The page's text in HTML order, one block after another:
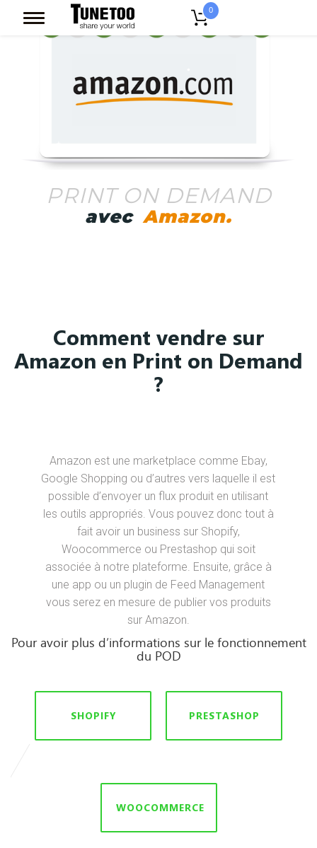
0
PRINT ON DEMAND
avec Amazon.
Comment vendre sur
Amazon en Print on Demand
?
Amazon est une marketplace comme Ebay,
Google Shopping ou d’autres vers laquelle il est
possible d’envoyer un flux produit en utilisant
les outils appropriés. Vous pouvez donc tout à
fait avoir un business sur Shopify,
Woocommerce ou Prestashop qui soit
associée à notre plateforme. Ensuite, grâce à
une app ou un plugin de Feed Management
vous serez en mesure de publier vos produits
sur Amazon.
Pour avoir plus d’informations sur le fonctionnement
du POD
SHOPIFY PRESTASHOP
WOOCOMMERCE